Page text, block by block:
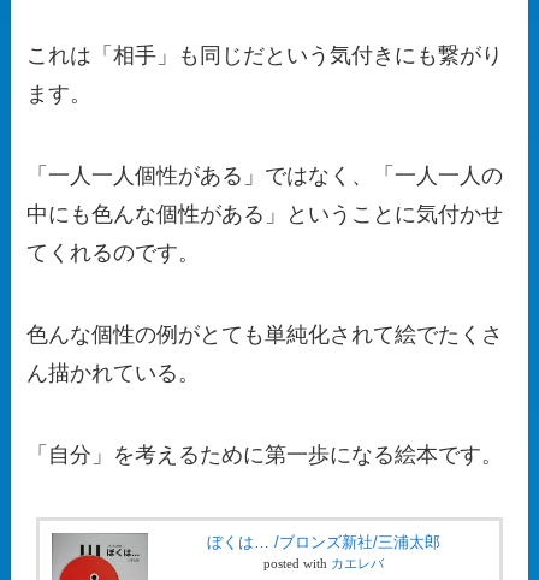
これは「相手」も同じだという気付きにも繋がり
ます。
「一人一人個性がある」ではなく、「一人一人の
中にも色んな個性がある」ということに気付かせ
てくれるのです。
色んな個性の例がとても単純化されて絵でたくさ
ん描かれている。
「自分」を考えるために第一歩になる絵本です。
ぼくは… /ブロンズ新社/三浦太郎
posted with カエレバ